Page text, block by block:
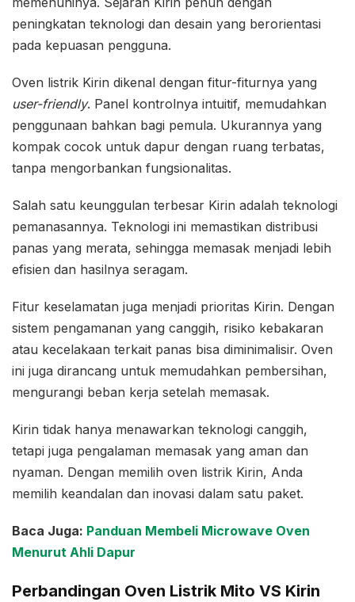
peningkatan teknologi dan desain yang berorientasi
pada kepuasan pengguna.
Oven listrik Kirin dikenal dengan fitur-fiturnya yang
user-friendly. Panel kontrolnya intuitif, memudahkan
penggunaan bahkan bagi pemula. Ukurannya yang
kompak cocok untuk dapur dengan ruang terbatas,
tanpa mengorbankan fungsionalitas.
Salah satu keunggulan terbesar Kirin adalah teknologi
pemanasannya. Teknologi ini memastikan distribusi
panas yang merata, sehingga memasak menjadi lebih
efisien dan hasilnya seragam.
Fitur keselamatan juga menjadi prioritas Kirin. Dengan
sistem pengamanan yang canggih, risiko kebakaran
atau kecelakaan terkait panas bisa diminimalisir. Oven
ini juga dirancang untuk memudahkan pembersihan,
mengurangi beban kerja setelah memasak.
Kirin tidak hanya menawarkan teknologi canggih,
tetapi juga pengalaman memasak yang aman dan
nyaman. Dengan memilih oven listrik Kirin, Anda
memilih keandalan dan inovasi dalam satu paket.
Baca Juga: Panduan Membeli Microwave Oven
Menurut Ahli Dapur
Perbandingan Oven Listrik Mito VS Kirin